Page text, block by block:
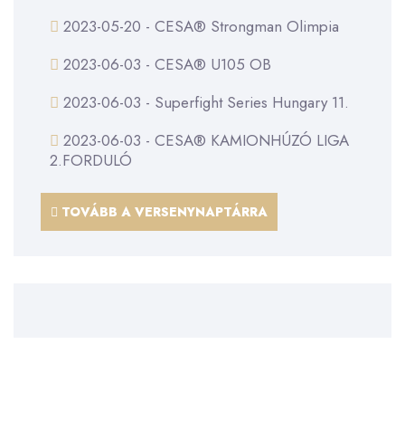
2023-05-20 - CESA® Strongman Olimpia
2023-06-03 - CESA® U105 OB
2023-06-03 - Superfight Series Hungary 11.
2023-06-03 - CESA® KAMIONHÚZÓ LIGA
2.FORDULÓ
TOVÁBB A VERSENYNAPTÁRRA